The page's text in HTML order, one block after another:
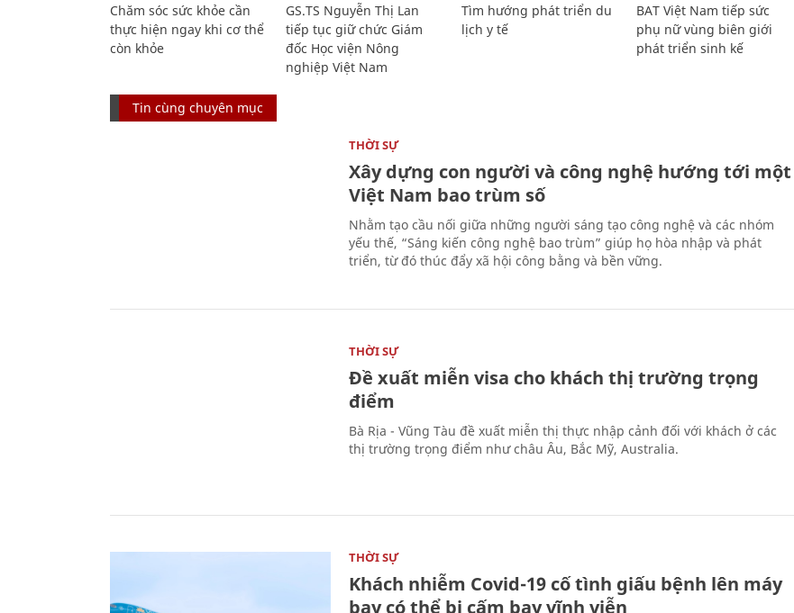
Chăm sóc sức khỏe cần
thực hiện ngay khi cơ thể
còn khỏe
GS.TS Nguyễn Thị Lan
tiếp tục giữ chức Giám
đốc Học viện Nông
nghiệp Việt Nam
Tìm hướng phát triển du
lịch y tế
BAT Việt Nam tiếp sức
phụ nữ vùng biên giới
phát triển sinh kế
Tin cùng chuyên mục
THỜI SỰ
Xây dựng con người và công nghệ hướng tới một
Việt Nam bao trùm số
Nhằm tạo cầu nối giữa những người sáng tạo công nghệ và các nhóm
yếu thế, “Sáng kiến công nghệ bao trùm” giúp họ hòa nhập và phát
triển, từ đó thúc đẩy xã hội công bằng và bền vững.
THỜI SỰ
Đề xuất miễn visa cho khách thị trường trọng
điểm
Bà Rịa - Vũng Tàu đề xuất miễn thị thực nhập cảnh đối với khách ở các
thị trường trọng điểm như châu Âu, Bắc Mỹ, Australia.
THỜI SỰ
Khách nhiễm Covid-19 cố tình giấu bệnh lên máy
bay có thể bị cấm bay vĩnh viễn